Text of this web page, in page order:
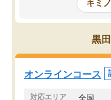
講師の方との距離も近
チングのおかげで、停
ションを維持できまし
る勉強」から「目標の
意識が変わったことが
キミ
黒
オンラインコース
対応エリア 全国